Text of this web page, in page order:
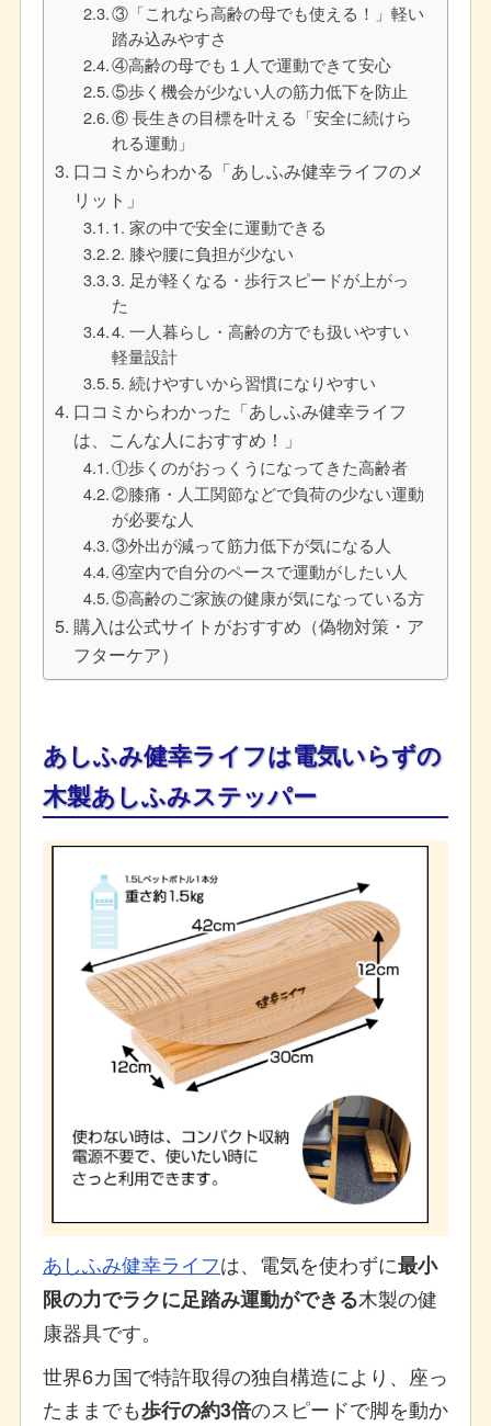
③「これなら高齢の母でも使える！」軽い
踏み込みやすさ
④高齢の母でも１人で運動できて安心
⑤歩く機会が少ない人の筋力低下を防止
⑥ 長生きの目標を叶える「安全に続けら
れる運動」
口コミからわかる「あしふみ健幸ライフのメ
リット」
1. 家の中で安全に運動できる
2. 膝や腰に負担が少ない
3. 足が軽くなる・歩行スピードが上がっ
た
4. 一人暮らし・高齢の方でも扱いやすい
軽量設計
5. 続けやすいから習慣になりやすい
口コミからわかった「あしふみ健幸ライフ
は、こんな人におすすめ！」
①歩くのがおっくうになってきた高齢者
②膝痛・人工関節などで負荷の少ない運動
が必要な人
③外出が減って筋力低下が気になる人
④室内で自分のペースで運動がしたい人
⑤高齢のご家族の健康が気になっている方
購入は公式サイトがおすすめ（偽物対策・ア
フターケア）
あしふみ健幸ライフは電気いらずの
木製あしふみステッパー
あしふみ健幸ライフは、電気を使わずに最小
限の力でラクに足踏み運動ができる木製の健
康器具です。
世界6カ国で特許取得の独自構造により、座っ
たままでも歩行の約3倍のスピードで脚を動か